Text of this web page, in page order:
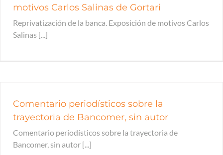
motivos Carlos Salinas de Gortari
Reprivatización de la banca. Exposición de motivos Carlos
Salinas [...]
Comentario periodísticos sobre la
trayectoria de Bancomer, sin autor
Comentario periodísticos sobre la trayectoria de
Bancomer, sin autor [...]